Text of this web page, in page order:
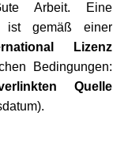
Arbeit. Eine
ist gemäß einer
Lizenz
Bedingungen:
Quelle